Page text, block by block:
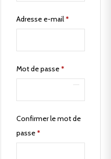
Adresse e-mail *
Mot de passe *
Confirmer le mot de
passe *